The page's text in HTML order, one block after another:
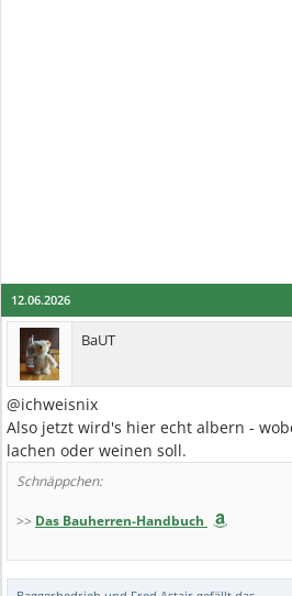
12.06.2026
BaUT
@ichweisnix
Also jetzt wird's hier echt albern -
lachen oder weinen soll.
Schnäppchen:
>> Das Bauherren-Handbuch